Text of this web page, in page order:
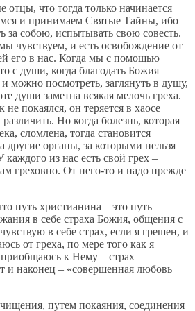
отцы, что тогда только начинается
и принимаем Святые Тайны, ибо
за собою, испытывать свою совесть.
чувствуем, и есть освобождение от
его в нас. Когда мы с помощью
с души, когда благодать Божия
и можно посмотреть, заглянуть в душу,
души заметна всякая мелочь греха.
покаялся, он теряется в хаосе
Но когда болезнь, которая
сломлена, тогда становится
другие органы, за которыми нельзя
из нас есть свой грех –
греховно. От него-то и надо прежде
путь христианина – это путь
в себе страха Божия, общения с
в себе страх, если я грешен, и
от греха, по мере того как я
к Нему – страх
и наконец – «совершенная любовь
путем покаяния, соединения